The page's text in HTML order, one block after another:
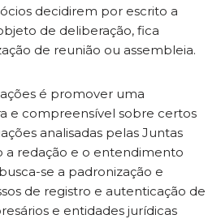
decidirem por escrito a
de deliberação, fica
de reunião ou assembleia.
é promover uma
e compreensível sobre certos
analisadas pelas Juntas
a redação e o entendimento
se a padronização e
de registro e autenticação de
e entidades jurídicas